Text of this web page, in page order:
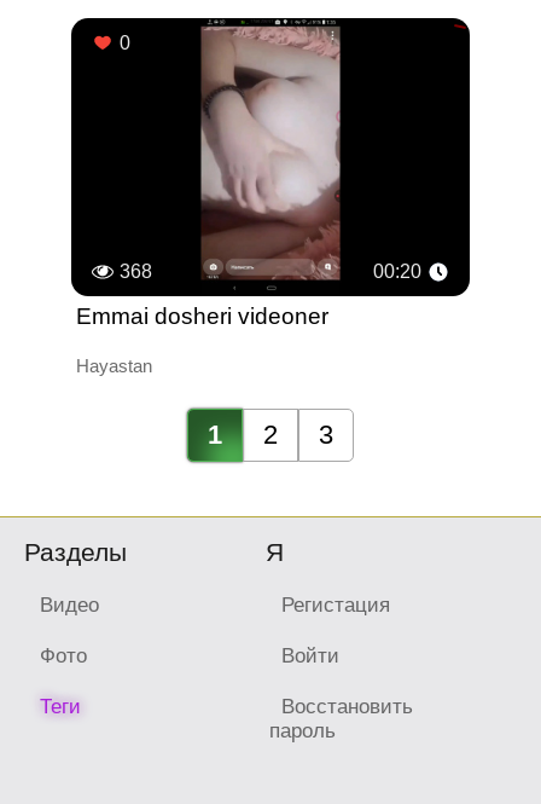
368
0
00:20
Emmai dosheri videoner
Hayastan
1 2 3
Разделы
Видео
Фото
Теги
Я
Регистация
Войти
Восстановить
пароль